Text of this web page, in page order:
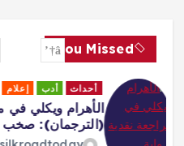
You Missed
أحداث إعلام
Narrative –
Adeboboye